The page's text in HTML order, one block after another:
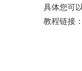
具体您可
教程链接